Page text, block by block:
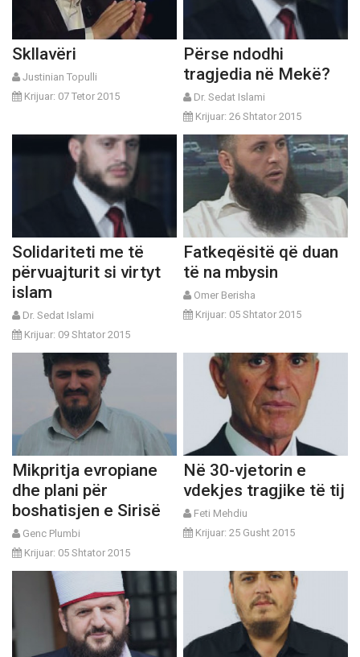
Skllavëri
Justinian Topulli
Krijuar: 07 Tetor 2015
Përse ndodhi
tragjedia në Mekë?
Dr. Sedat Islami
Krijuar: 26 Shtator 2015
Solidariteti me të
përvuajturit si virtyt
islam
Dr. Sedat Islami
Krijuar: 09 Shtator 2015
Fatkeqësitë që duan
të na mbysin
Omer Berisha
Krijuar: 05 Shtator 2015
Mikpritja evropiane
dhe plani për
boshatisjen e Sirisë
Genc Plumbi
Krijuar: 05 Shtator 2015
Në 30-vjetorin e
vdekjes tragjike të tij
Feti Mehdiu
Krijuar: 25 Gusht 2015